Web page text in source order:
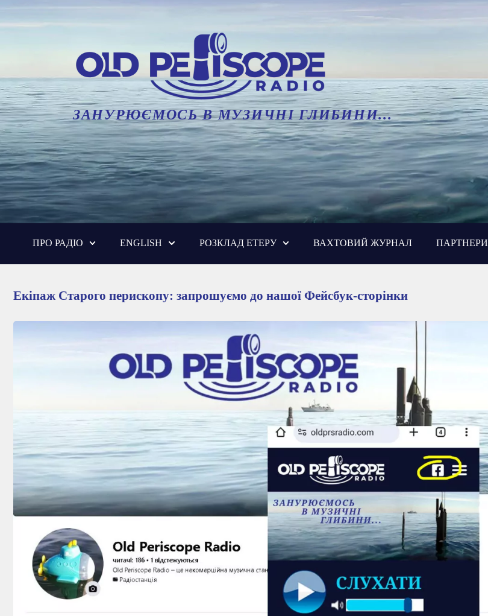
ЗАНУРЮЄМОСЬ В МУЗИЧНІ ГЛИБИНИ...
ПРО РАДІО ENGLISH РОЗКЛАД ЕТЕРУ ВАХТОВИЙ ЖУРНАЛ ПАРТНЕРИ
Екіпаж Старого перископу: запрошуємо до нашої Фейсбук-сторінки